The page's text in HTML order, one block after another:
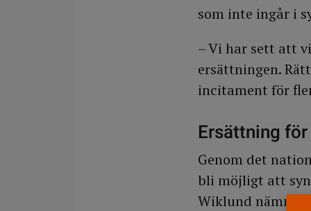
som inte ingår i
– Vi har sett att
ersättningen.
incitament för
Ersättning
Genom det
bli möjligt att
Wiklund nämner